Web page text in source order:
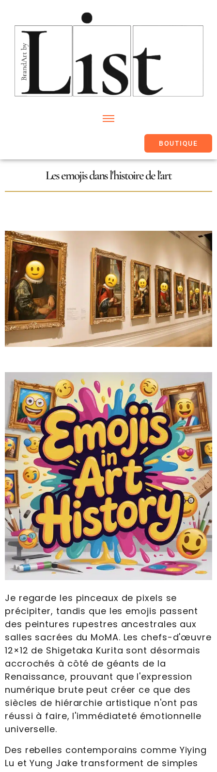
BOUTIQUE
Les emojis dans l'histoire de l'art
Je regarde les pinceaux de pixels se
précipiter, tandis que les emojis passent
des peintures rupestres ancestrales aux
salles sacrées du MoMA. Les chefs-d'œuvre
12×12 de Shigetaka Kurita sont désormais
accrochés à côté de géants de la
Renaissance, prouvant que l'expression
numérique brute peut créer ce que des
siècles de hiérarchie artistique n'ont pas
réussi à faire, l'immédiateté émotionnelle
universelle.
Des rebelles contemporains comme Yiying
Lu et Yung Jake transforment de simples